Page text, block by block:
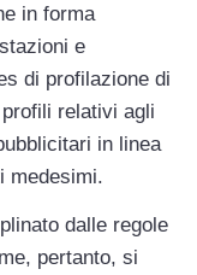
in forma
e
di profilazione di
relativi agli
in linea
medesimi.
dalle regole
pertanto, si